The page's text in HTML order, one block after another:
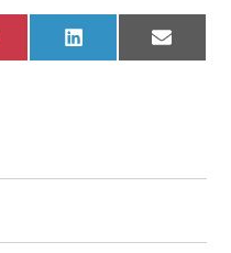
LinkedIn Email